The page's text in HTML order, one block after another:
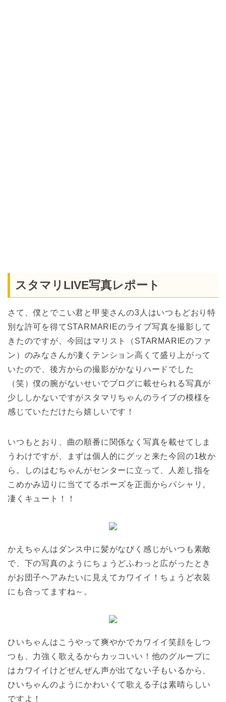
スタマリLIVE写真レポート
さて、僕とでこい君と甲斐さんの3人はいつもどおり特
別な許可を得てSTARMARIEのライブ写真を撮影して
きたのですが、今回はマリスト（STARMARIEのファ
ン）のみなさんが凄くテンション高くて盛り上がって
いたので、後方からの撮影がかなりハードでした
（笑）僕の腕がないせいでブログに載せられる写真が
少ししかないですがスタマリちゃんのライブの模様を
感じていただけたら嬉しいです！
いつもとおり、曲の順番に関係なく写真を載せてしま
うわけですが、まずは個人的にグッと来た今回の1枚か
ら。しのはむちゃんがセンターに立って、人差し指を
こめかみ辺りに当ててるポーズを正面からパシャリ。
凄くキュート！！
かえちゃんはダンス中に髪がなびく感じがいつも素敵
で、下の写真のようにちょうどふわっと広がったとき
がお団子ヘアみたいに見えてカワイイ！ちょうど衣装
にも合ってますね～。
ひいちゃんはこうやって爽やかでカワイイ笑顔をしつ
つも、力強く歌えるからカッコいい！他のグループに
はカワイイけどぜんぜん声が出てない子もいるから、
ひいちゃんのようにかわいくて歌える子は素晴らしい
ですよ！